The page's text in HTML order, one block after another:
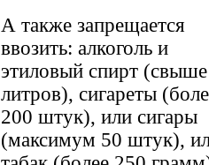
А также запрещается
ввозить: алкоголь и
этиловый спирт
литров), сигареты
200 штук), или сигары
(максимум 50 штук),